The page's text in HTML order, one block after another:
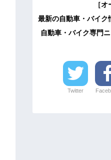
［
最新の自動車・バイク
自動車・バイク専門
Twitter